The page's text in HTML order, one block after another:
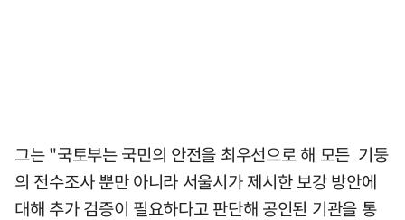
그는 "국토부는 국민의 안전을 최우선으로 해 모든 기둥
의 전수조사 뿐만 아니라 서울시가 제시한 보강 방안에
대해 추가 검증이 필요하다고 판단해 공인된 기관을 통